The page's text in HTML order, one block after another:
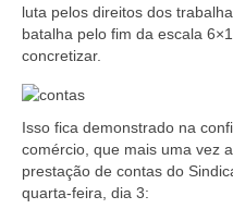
Coletivo
DENÚNCIAS
SERVIÇOS
Acordos e
luta pelos direitos dos
batalha pelo fim da escala
concretizar.
Isso fica demonstrado na
comércio, que mais uma vez
prestação de contas do
quarta-feira, dia 3: